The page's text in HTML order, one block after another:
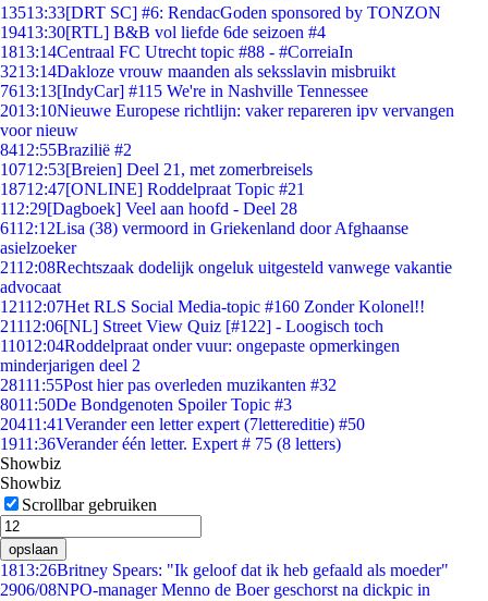
13513:33[DRT SC] #6: RendacGoden sponsored by TONZON
19413:30[RTL] B&B vol liefde 6de seizoen #4
1813:14Centraal FC Utrecht topic #88 - #CorreiaIn
3213:14Dakloze vrouw maanden als seksslavin misbruikt
7613:13[IndyCar] #115 We're in Nashville Tennessee
2013:10Nieuwe Europese richtlijn: vaker repareren ipv vervangen
voor nieuw
8412:55Brazilië #2
10712:53[Breien] Deel 21, met zomerbreisels
18712:47[ONLINE] Roddelpraat Topic #21
112:29[Dagboek] Veel aan hoofd - Deel 28
6112:12Lisa (38) vermoord in Griekenland door Afghaanse
asielzoeker
2112:08Rechtszaak dodelijk ongeluk uitgesteld vanwege vakantie
advocaat
12112:07Het RLS Social Media-topic #160 Zonder Kolonel!!
21112:06[NL] Street View Quiz [#122] - Loogisch toch
11012:04Roddelpraat onder vuur: ongepaste opmerkingen
minderjarigen deel 2
28111:55Post hier pas overleden muzikanten #32
8011:50De Bondgenoten Spoiler Topic #3
20411:41Verander een letter expert (7lettereditie) #50
1911:36Verander één letter. Expert # 75 (8 letters)
Showbiz
Showbiz
Scrollbar gebruiken
opslaan
1813:26Britney Spears: "Ik geloof dat ik heb gefaald als moeder"
2906/08NPO-manager Menno de Boer geschorst na dickpic in